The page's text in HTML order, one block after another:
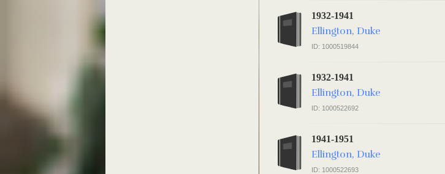
1932-1941
Ellington, Duke
ID: 1000519844
1932-1941
Ellington, Duke
ID: 1000522692
1941-1951
Ellington, Duke
ID: 1000522693